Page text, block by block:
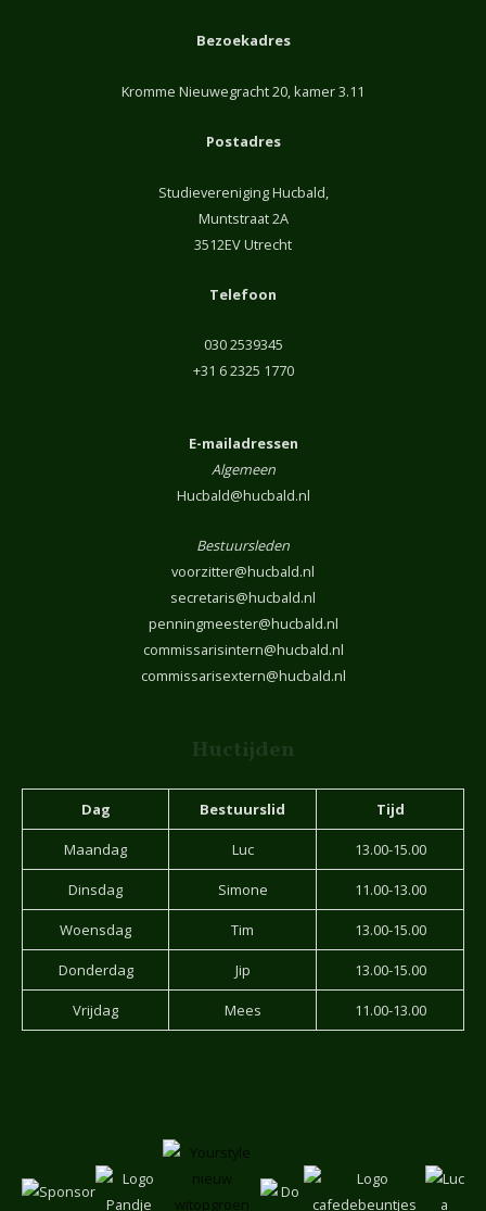
Bezoekadres
Kromme Nieuwegracht 20, kamer 3.11
Postadres
Studievereniging Hucbald,
Muntstraat 2A
3512EV Utrecht
Telefoon
030 2539345
+31 6 2325 1770
E-mailadressen
Algemeen
Hucbald@hucbald.nl
Bestuursleden
voorzitter@hucbald.nl
secretaris@hucbald.nl
penningmeester@hucbald.nl
commissarisintern@hucbald.nl
commissarisextern@hucbald.nl
Huctijden
Dag Bestuurslid Tijd
Maandag Luc 13.00-15.00
Dinsdag Simone 11.00-13.00
Woensdag Tim 13.00-15.00
Donderdag Jip 13.00-15.00
Vrijdag Mees 11.00-13.00